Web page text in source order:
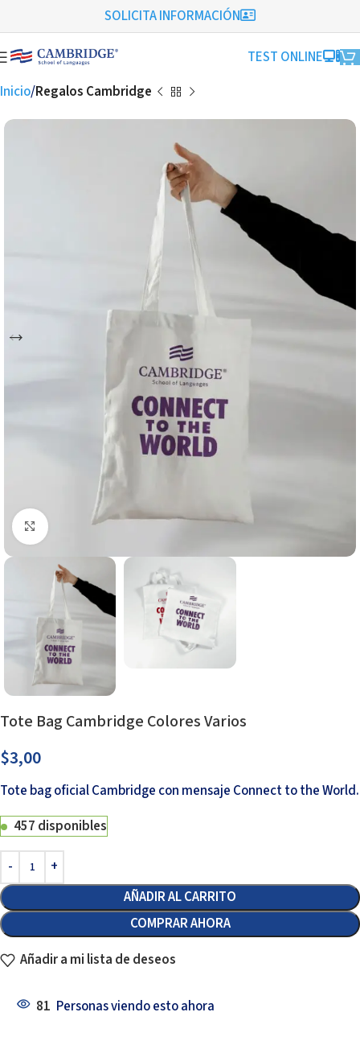
SOLICITA INFORMACIÓN
TEST ONLINE
Inicio Regalos Cambridge
Click to enlarge
Tote Bag Cambridge Colores Varios
$3,00
Tote bag oficial Cambridge con mensaje Connect to the World.
457 disponibles
AÑADIR AL CARRITO
COMPRAR AHORA
Añadir a mi lista de deseos
81 Personas viendo esto ahora